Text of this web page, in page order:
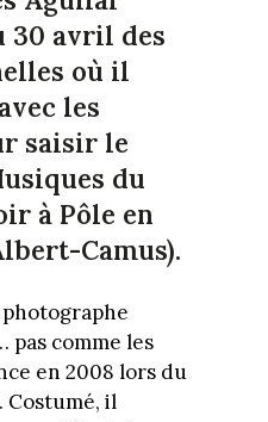
30 avril des
où il
les
saisir le
du
à Pôle en
Camus).
pas comme les
en 2008 lors du
Costumé, il